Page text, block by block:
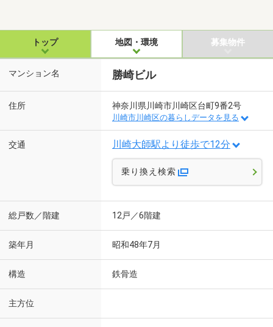
トップ 地図・環境 募集物件
マンション名 勝崎ビル
住所 神奈川県川崎市川崎区台町9番2号
川崎市川崎区の暮らしデータを見る
交通 川崎大師駅より徒歩で12分
乗り換え検索
総戸数／階建 12戸／6階建
築年月 昭和48年7月
構造 鉄骨造
主方位